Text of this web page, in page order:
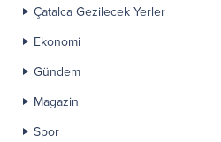
Çatalca Gezilecek Yerler
Ekonomi
Gündem
Magazin
Spor